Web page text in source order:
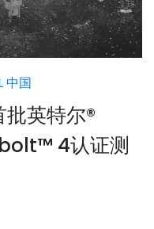
中国
英特尔®
4认证测